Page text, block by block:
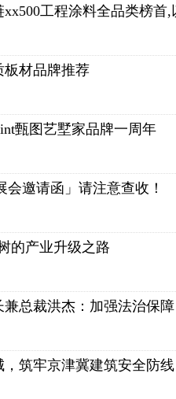
工程涂料全品类榜首
板材品牌推荐
甄图艺墅家品牌一周年
邀请函」请注意查收！
的产业升级之路
总裁洪杰：加强法治保
筑牢京津冀建筑安全防线